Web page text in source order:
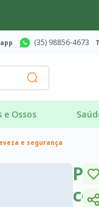
(35) 98856-4673
e Ossos
e segurança